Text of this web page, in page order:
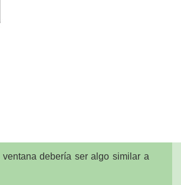
debería ser algo similar a